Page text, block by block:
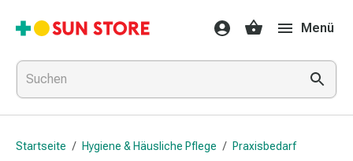
Gesundheit
&
Medikamente
Erkältung
&
Grippe
&
Menü
Startseite / Hygiene & Häusliche Pflege / Praxisbedarf